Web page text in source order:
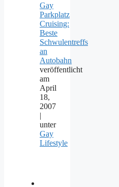
Gay
Parkplatz
Cruising:
Beste
Schwulentreffs
an
Autobahn
veröffentlicht
am
April
18,
2007
|
unter
Gay
Lifestyle